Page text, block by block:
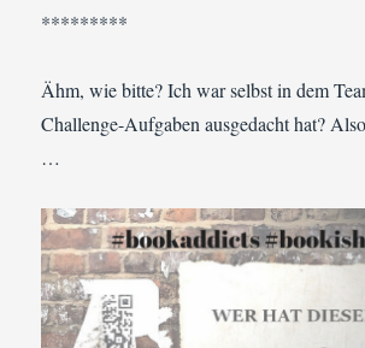
*********
Ähm, wie bitte? Ich war selbst in dem
Challenge-Aufgaben ausgedacht hat?
…